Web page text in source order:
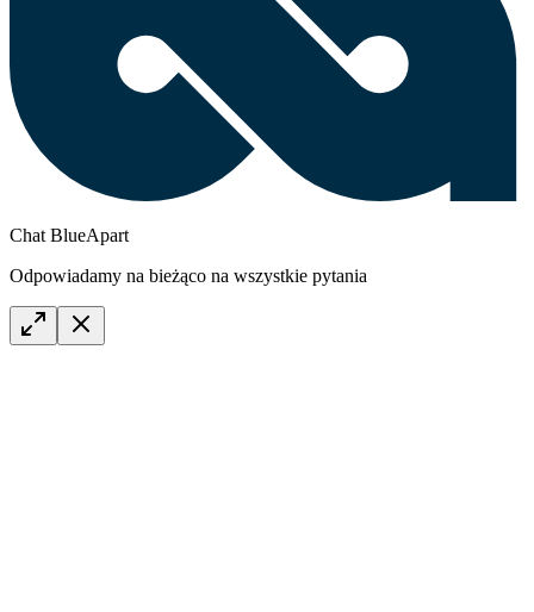
Chat BlueApart
Odpowiadamy na bieżąco na wszystkie pytania